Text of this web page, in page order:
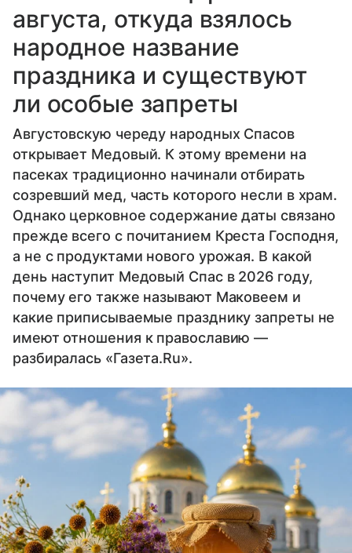
августа, откуда взялось
народное название
праздника и существуют
ли особые запреты
Августовскую череду народных Спасов
открывает Медовый. К этому времени на
пасеках традиционно начинали отбирать
созревший мед, часть которого несли в храм.
Однако церковное содержание даты связано
прежде всего с почитанием Креста Господня,
а не с продуктами нового урожая. В какой
день наступит Медовый Спас в 2026 году,
почему его также называют Маковеем и
какие приписываемые празднику запреты не
имеют отношения к православию —
разбиралась «Газета.Ru».